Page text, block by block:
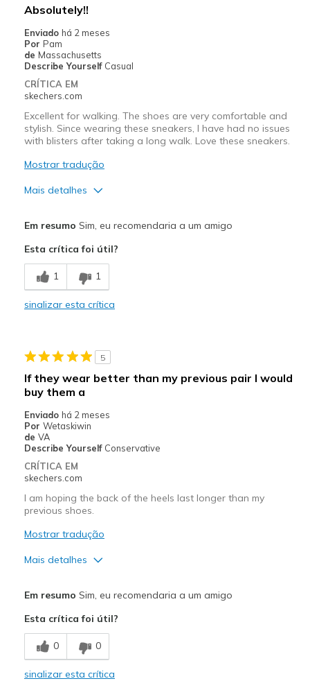
Contras
NONE!!
Melhores utilizações
Casual Wear
Travel
View On Shoes
Absolutely!!
Enviado há 2 meses
Por Pam
de Massachusetts
Describe Yourself Casual
CRÍTICA EM
skechers.com
Excellent for walking. The shoes are very comfortable and
stylish. Since wearing these sneakers, I have had no issues
with blisters after taking a long walk. Love these sneakers.
Mostrar tradução
Mais detalhes
Breathe Well
Comfortable
Melhores utilizações
Casual Wear
Width
Sizing
Em resumo Sim, eu recomendaria a um amigo
Esta crítica foi útil?
1 1
sinalizar esta crítica
5
If they wear better than my previous pair I would
buy them a
Enviado há 2 meses
Por Wetaskiwin
de VA
Describe Yourself Conservative
CRÍTICA EM
skechers.com
I am hoping the back of the heels last longer than my
previous shoes.
Mostrar tradução
Mais detalhes
Breathe Well
Comfortable
Em resumo Sim, eu recomendaria a um amigo
Esta crítica foi útil?
0 0
sinalizar esta crítica